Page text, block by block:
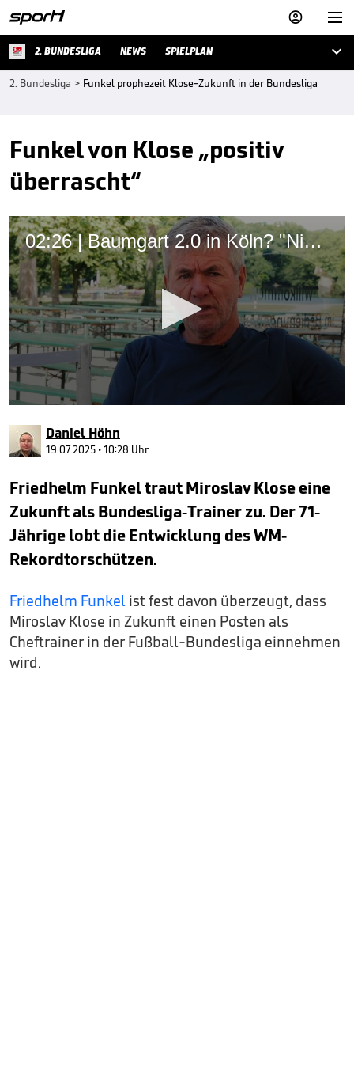


2. BUNDESLIGA NEWS SPIELPLAN 
2. Bundesliga > Funkel prophezeit Klose-Zukunft in der Bundesliga
Funkel von Klose „positiv
überrascht“
02:26 | Baumgart 2.0 in Köln? "Nicht ganz so theatralisch"
seconds
of
2
minutes,
seconds
Daniel Höhn
19.07.2025 • 10:28 Uhr
Friedhelm Funkel traut Miroslav Klose eine
Zukunft als Bundesliga-Trainer zu. Der 71-
Jährige lobt die Entwicklung des WM-
Rekordtorschützen.
Friedhelm Funkel ist fest davon überzeugt, dass
Miroslav Klose in Zukunft einen Posten als
Cheftrainer in der Fußball-Bundesliga einnehmen
wird.